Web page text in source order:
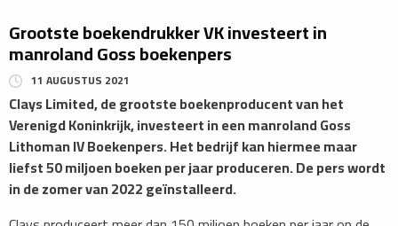
Grootste boekendrukker VK investeert in
manroland Goss boekenpers
11 AUGUSTUS 2021
Clays Limited, de grootste boekenproducent van het
Verenigd Koninkrijk, investeert in een manroland Goss
Lithoman IV Boekenpers. Het bedrijf kan hiermee maar
liefst 50 miljoen boeken per jaar produceren. De pers wordt
in de zomer van 2022 geïnstalleerd.